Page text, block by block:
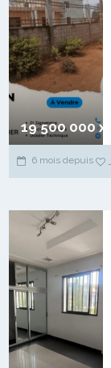
19 500 000
6 mois depuis